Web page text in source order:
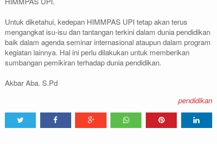
Untuk diketahui, kedepan HIMMPAS UPI tetap akan terus
mengangkat isu-isu dan tantangan terkini dalam dunia pendidikan
baik dalam agenda seminar internasional ataupun dalam program
kegiatan lainnya. Hal ini perlu dilakukan untuk memberikan
sumbangan pemikiran terhadap dunia pendidikan.
Akbar Aba. S.Pd
pendidikan